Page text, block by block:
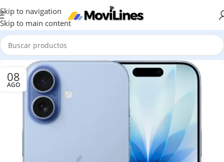
Skip to navigation
Skip to main content
08
AGO